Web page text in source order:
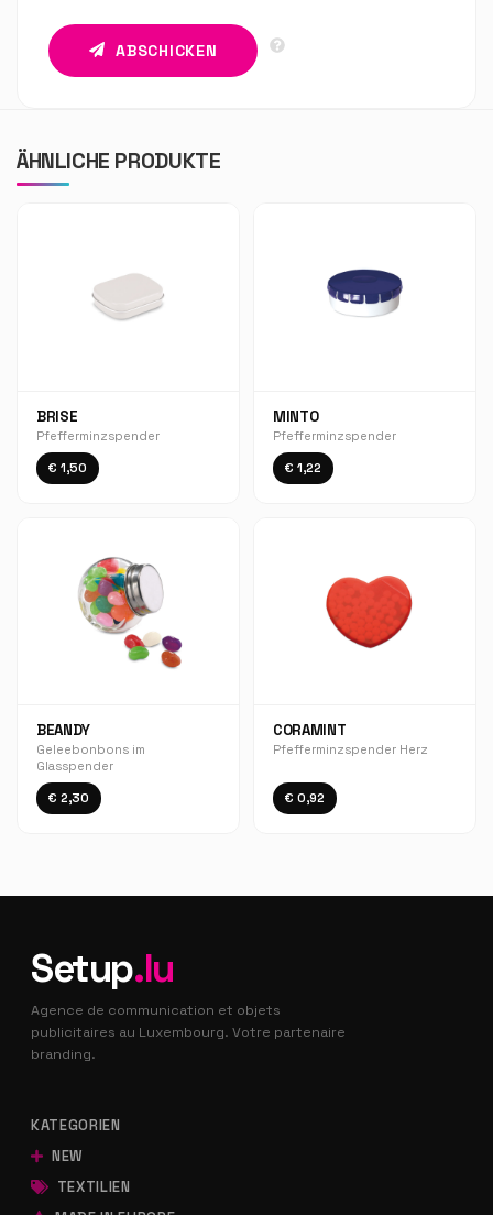
ABSCHICKEN
ÄHNLICHE PRODUKTE
BRISE
Pfefferminzspender
€ 1,50
MINTO
Pfefferminzspender
€ 1,22
BEANDY
Geleebonbons im
Glasspender
€ 2,30
CORAMINT
Pfefferminzspender Herz
€ 0,92
Setup.lu
Agence de communication et objets
publicitaires au Luxembourg. Votre partenaire
branding.
KATEGORIEN
NEW
TEXTILIEN